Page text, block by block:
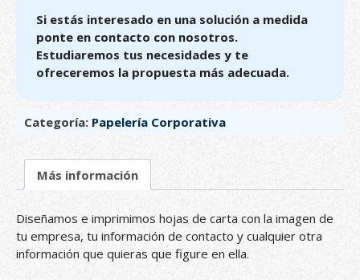
Si estás interesado en una solución a medida
ponte en contacto con nosotros.
Estudiaremos tus necesidades y te
ofreceremos la propuesta más adecuada.
Categoría: Papelería Corporativa
Más información
Diseñamos e imprimimos hojas de carta con la imagen de
tu empresa, tu información de contacto y cualquier otra
información que quieras que figure en ella.